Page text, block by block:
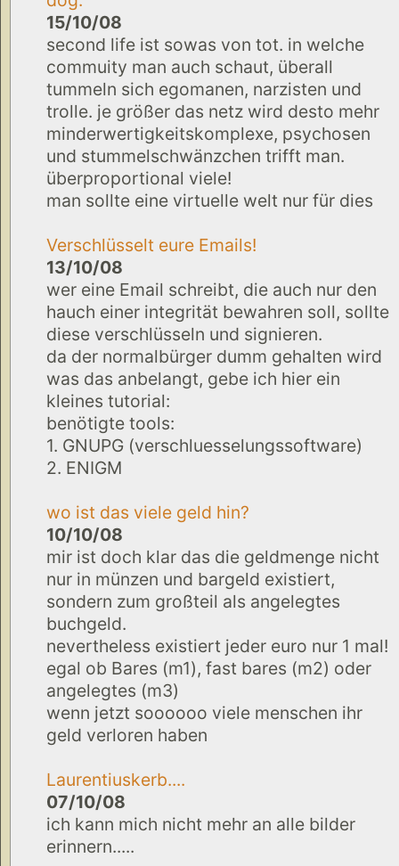
15/10/08
second life ist sowas von tot. in welche
commuity man auch schaut, überall
tummeln sich egomanen, narzisten und
trolle. je größer das netz wird desto mehr
minderwertigkeitskomplexe, psychosen
und stummelschwänzchen trifft man.
überproportional viele!
man sollte eine virtuelle welt nur für dies
Verschlüsselt eure Emails!
13/10/08
wer eine Email schreibt, die auch nur den
hauch einer integrität bewahren soll, sollte
diese verschlüsseln und signieren.
da der normalbürger dumm gehalten wird
was das anbelangt, gebe ich hier ein
kleines tutorial:
benötigte tools:
1. GNUPG (verschluesselungssoftware)
2. ENIGM
wo ist das viele geld hin?
10/10/08
mir ist doch klar das die geldmenge nicht
nur in münzen und bargeld existiert,
sondern zum großteil als angelegtes
buchgeld.
nevertheless existiert jeder euro nur 1 mal!
egal ob Bares (m1), fast bares (m2) oder
angelegtes (m3)
wenn jetzt soooooo viele menschen ihr
geld verloren haben
Laurentiuskerb....
07/10/08
ich kann mich nicht mehr an alle bilder
erinnern.....